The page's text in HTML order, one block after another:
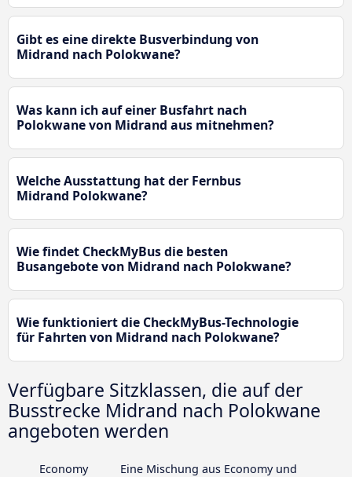
Gibt es eine direkte Busverbindung von
Midrand nach Polokwane?
Was kann ich auf einer Busfahrt nach
Polokwane von Midrand aus mitnehmen?
Welche Ausstattung hat der Fernbus
Midrand Polokwane?
Wie findet CheckMyBus die besten
Busangebote von Midrand nach Polokwane?
Wie funktioniert die CheckMyBus-Technologie
für Fahrten von Midrand nach Polokwane?
Verfügbare Sitzklassen, die auf der
Busstrecke Midrand nach Polokwane
angeboten werden
Economy
Eine Mischung aus Economy und